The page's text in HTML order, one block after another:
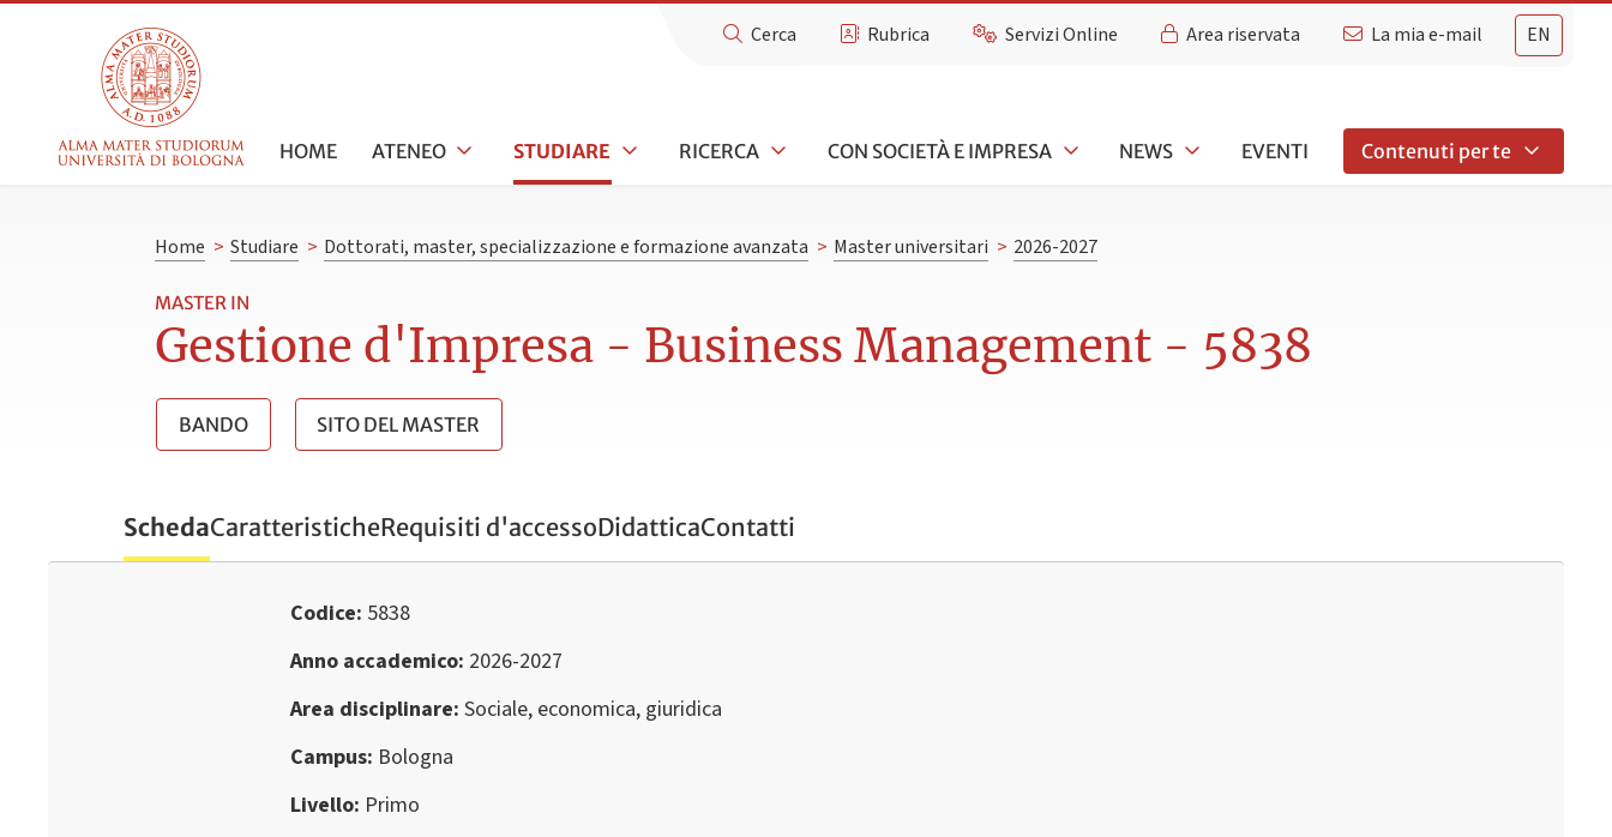
EN
Cerca Rubrica Servizi Online Area riservata La mia e-mail
HOME ATENEO STUDIARE RICERCA CON SOCIETÀ E IMPRESA NEWS EVENTI Contenuti per te
Home > Studiare > Dottorati, master, specializzazione e formazione avanzata > Master universitari > 2026-2027
MASTER IN
Gestione d'Impresa - Business Management - 5838
BANDO SITO DEL MASTER
SchedaCaratteristicheRequisiti d'accessoDidatticaContatti
Codice 5838
Anno accademico 2026-2027
Area disciplinare Sociale, economica, giuridica
Campus Bologna
Livello Primo